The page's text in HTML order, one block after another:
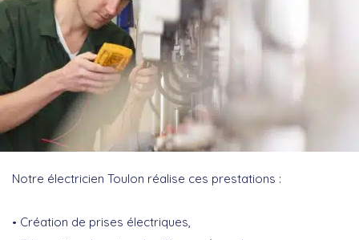
Notre électricien Toulon réalise ces prestations :
Création de prises électriques,